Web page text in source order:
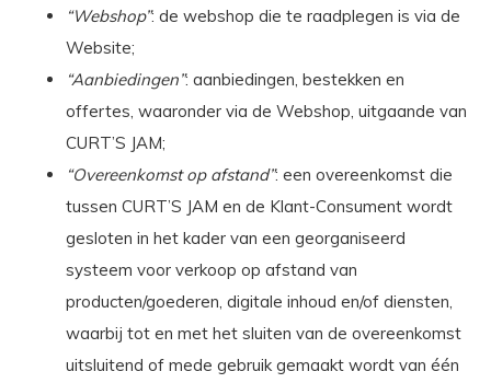
“Webshop”: de webshop die te raadplegen is via de
Website;
“Aanbiedingen”: aanbiedingen, bestekken en
offertes, waaronder via de Webshop, uitgaande van
CURT’S JAM;
“Overeenkomst op afstand”: een overeenkomst die
tussen CURT’S JAM en de Klant-Consument wordt
gesloten in het kader van een georganiseerd
systeem voor verkoop op afstand van
producten/goederen, digitale inhoud en/of diensten,
waarbij tot en met het sluiten van de overeenkomst
uitsluitend of mede gebruik gemaakt wordt van één